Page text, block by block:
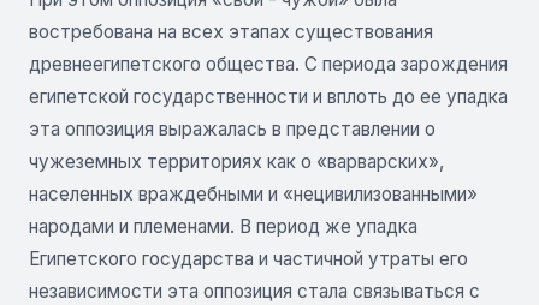
востребована на всех этапах существования
древнеегипетского общества. С периода зарождения
египетской государственности и вплоть до ее упадка
эта оппозиция выражалась в представлении о
чужеземных территориях как о «варварских»,
населенных враждебными и «нецивилизованными»
народами и племенами. В период же упадка
Египетского государства и частичной утраты его
независимости эта оппозиция стала связываться с